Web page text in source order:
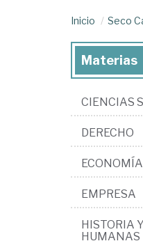
Inicio Seco
Materias
CIENCIAS
DERECHO
ECONOMÍA
EMPRESA
HISTORIA
HUMANAS